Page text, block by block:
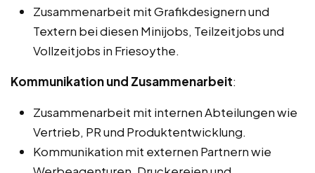
Zusammenarbeit mit Grafikdesignern und
Textern bei diesen Minijobs, Teilzeitjobs und
Vollzeitjobs in Friesoythe.
Kommunikation und Zusammenarbeit:
Zusammenarbeit mit internen Abteilungen wie
Vertrieb, PR und Produktentwicklung.
Kommunikation mit externen Partnern wie